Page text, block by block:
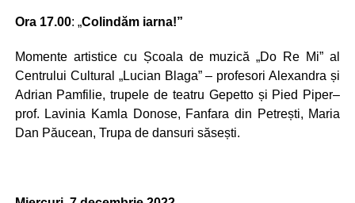
Ora 17.00: „Colindăm iarna!”
Momente artistice cu Școala de muzică „Do Re Mi” al
Centrului Cultural „Lucian Blaga” – profesori Alexandra și
Adrian Pamfilie, trupele de teatru Gepetto și Pied Piper–
prof. Lavinia Kamla Donose, Fanfara din Petrești, Maria
Dan Păucean, Trupa de dansuri săsești.